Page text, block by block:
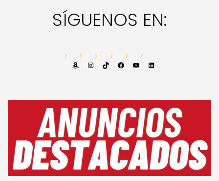
SÍGUENOS EN:
AmazonInstagram
TikTok FacebookYouTube